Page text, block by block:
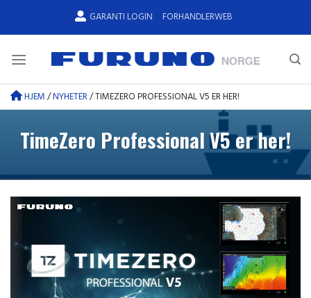
GARANTI LOGIN FORHANDLERWEB
HJEM/NYHETER/TIMEZERO PROFESSIONAL V5 ER HER!
TimeZero Professional V5 er her!